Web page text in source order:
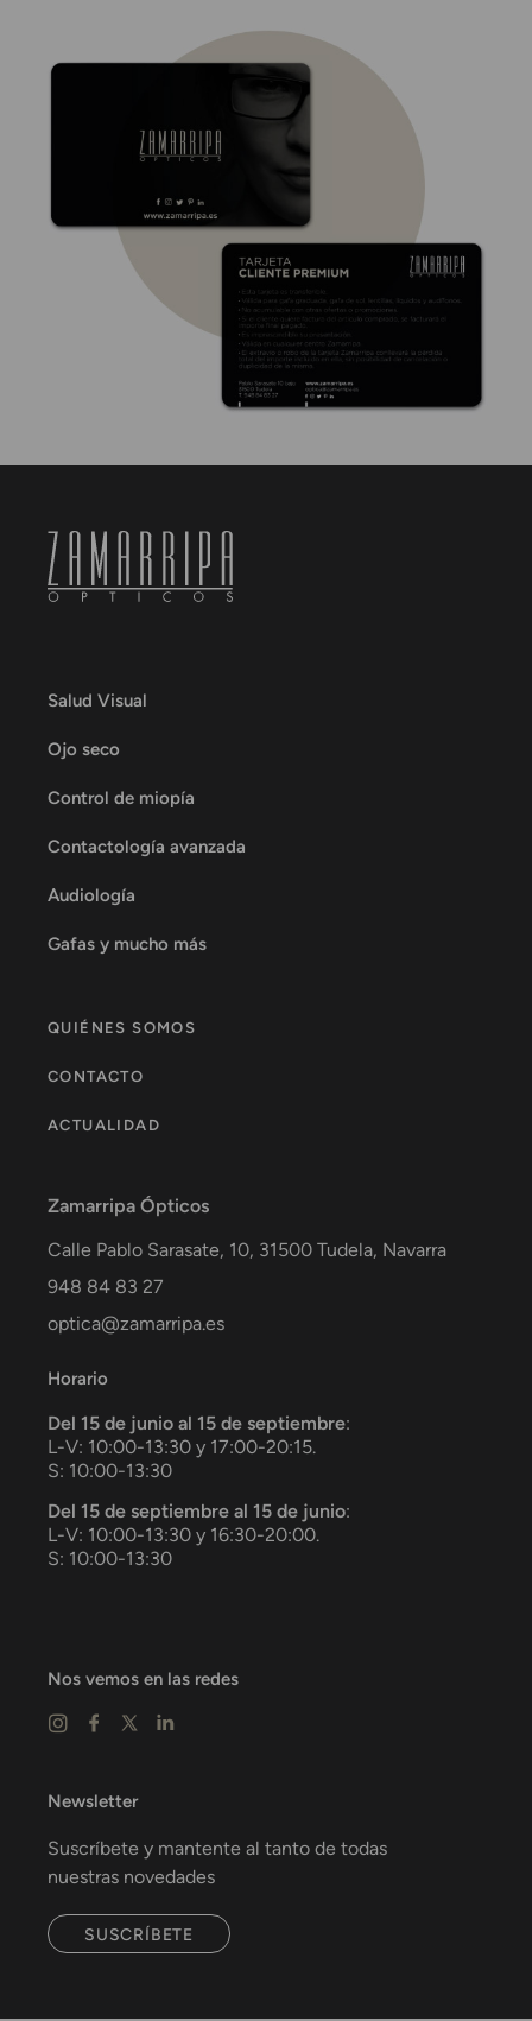
Salud Visual
Ojo seco
Control de miopía
Contactología avanzada
Audiología
Gafas y mucho más
QUIÉNES SOMOS
CONTACTO
ACTUALIDAD
Zamarripa Ópticos
Calle Pablo Sarasate, 10, 31500 Tudela, Navarra
948 84 83 27
optica@zamarripa.es
Horario
Del 15 de junio al 15 de septiembre:
L-V: 10:00-13:30 y 17:00-20:15.
S: 10:00-13:30
Del 15 de septiembre al 15 de junio:
L-V: 10:00-13:30 y 16:30-20:00.
S: 10:00-13:30
Nos vemos en las redes
Newsletter
Suscríbete y mantente al tanto de todas
nuestras novedades
SUSCRÍBETE